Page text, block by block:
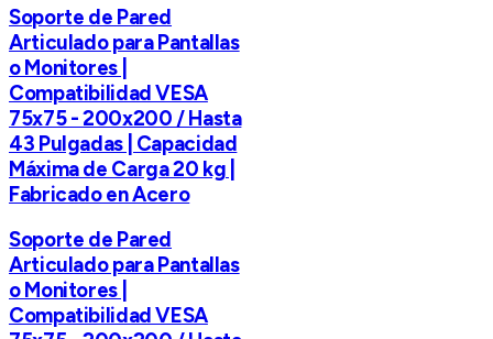
Soporte de Pared
Articulado para Pantallas
o Monitores |
Compatibilidad VESA
75x75 - 200x200 / Hasta
43 Pulgadas | Capacidad
Máxima de Carga 20 kg |
Fabricado en Acero
Soporte de Pared
Articulado para Pantallas
o Monitores |
Compatibilidad VESA